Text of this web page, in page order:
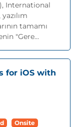
International
tamamı
"Gere...
for iOS with
Onsite